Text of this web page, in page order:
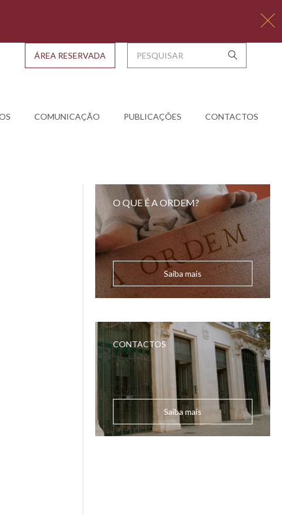
COMUNICAÇÃO PUBLICAÇÕES CONTACTOS
ÁREA RESERVADA
O QUE É A ORDEM?
Saiba mais
CONTACTOS
Saiba mais